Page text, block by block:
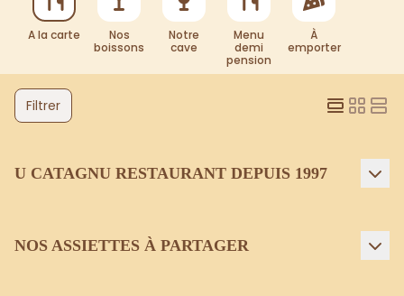
A la carte
Nos
boissons
Notre
cave
Menu
demi
pension
À
emporter
Filtrer
U CATAGNU RESTAURANT DEPUIS 1997
NOS ASSIETTES À PARTAGER